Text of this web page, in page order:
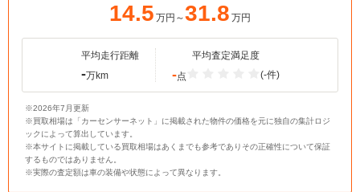
14.5 万円～31.8 万円
平均走行距離
-万km
平均査定満足度
-点 (-件)
※2026年7月更新
※買取相場は「カーセンサーネット」に掲載された物件の価格を元に独自の集計ロジ
ックによって算出しています。
※本サイトに掲載している買取相場はあくまでも参考でありその正確性について保証
するものではありません。
※実際の査定額は車の装備や状態によって異なります。